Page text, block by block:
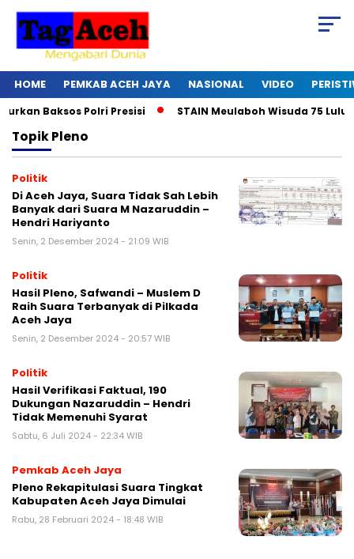
HOME PEMKAB ACEH JAYA NASIONAL VIDEO
Baksos Polri Presisi STAIN Meulaboh Wisuda 75 Lulusan
TopikPleno
Politik
Di Aceh Jaya, Suara Tidak Sah Lebih
Banyak dari Suara M Nazaruddin –
Hendri Hariyanto
Senin, 2 Desember 2024 - 21:09 WIB
Politik
Hasil Pleno, Safwandi – Muslem D
Raih Suara Terbanyak di Pilkada
Aceh Jaya
Senin, 2 Desember 2024 - 20:57 WIB
Politik
Hasil Verifikasi Faktual, 190
Dukungan Nazaruddin – Hendri
Tidak Memenuhi Syarat
Sabtu, 6 Juli 2024 - 22:34 WIB
Pemkab Aceh Jaya
Pleno Rekapitulasi Suara Tingkat
Kabupaten Aceh Jaya Dimulai
Rabu, 28 Februari 2024 - 18:48 WIB